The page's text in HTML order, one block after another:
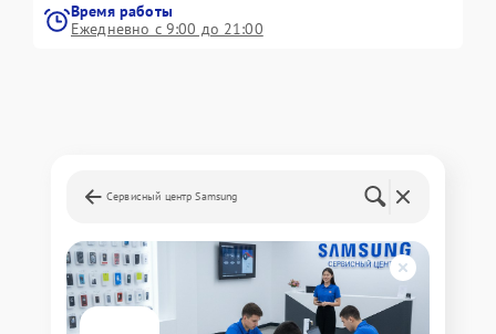
Время работы
Ежедневно с 9:00 до 21:00
Сервисный центр Samsung